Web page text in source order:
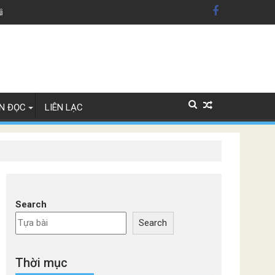
Mỹ'
Lan
ĐỌC LIÊN LẠC
Search
Search
Thời mục